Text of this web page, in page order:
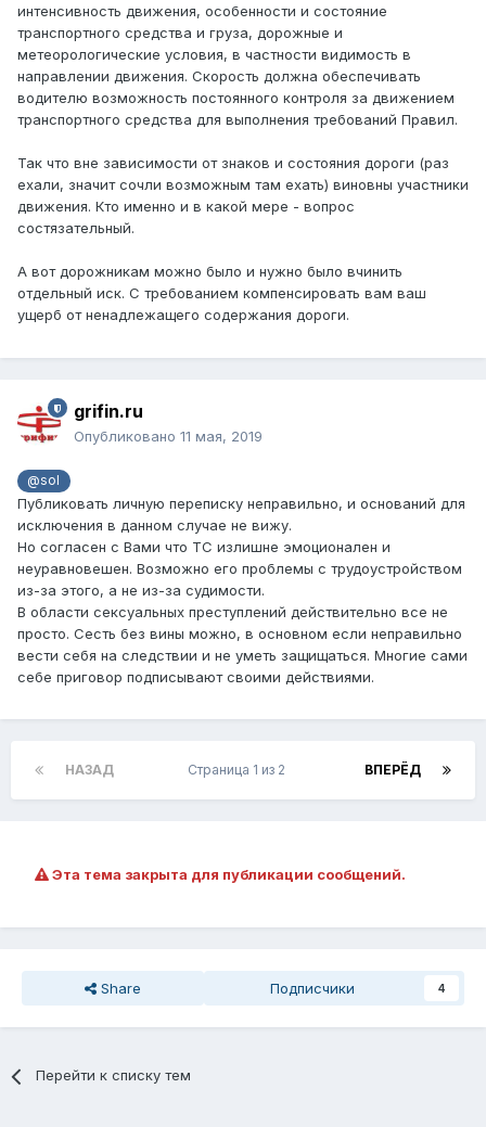
интенсивность движения, особенности и состояние
транспортного средства и груза, дорожные и
метеорологические условия, в частности видимость в
направлении движения. Скорость должна обеспечивать
водителю возможность постоянного контроля за движением
транспортного средства для выполнения требований Правил.
Так что вне зависимости от знаков и состояния дороги (раз
ехали, значит сочли возможным там ехать) виновны участники
движения. Кто именно и в какой мере - вопрос
состязательный.
А вот дорожникам можно было и нужно было вчинить
отдельный иск. С требованием компенсировать вам ваш
ущерб от ненадлежащего содержания дороги.
grifin.ru
Опубликовано 11 мая, 2019
@sol
Публиковать личную переписку неправильно, и оснований для
исключения в данном случае не вижу.
Но согласен с Вами что ТС излишне эмоционален и
неуравновешен. Возможно его проблемы с трудоустройством
из-за этого, а не из-за судимости.
В области сексуальных преступлений действительно все не
просто. Сесть без вины можно, в основном если неправильно
вести себя на следствии и не уметь защищаться. Многие сами
себе приговор подписывают своими действиями.
НАЗАД ВПЕРЁД
Страница 1 из 2
Эта тема закрыта для публикации сообщений.
Share Подписчики 4
Перейти к списку тем